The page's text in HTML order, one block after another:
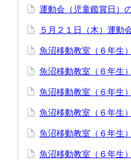
運動会（児童鑑賞日）
５月２１日（木）運動
魚沼移動教室（６年生
魚沼移動教室（６年生
魚沼移動教室（６年生
魚沼移動教室（６年生
魚沼移動教室（６年生
魚沼移動教室（６年生